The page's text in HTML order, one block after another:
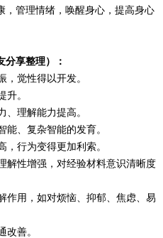
，管理情绪，唤醒身心，提高身心
分享整理）：
，觉性得以开发。
升。
、理解能力提高。
能、复杂智能的发育。
，行为变得更加利索。
解性增强，对经验材料意识清晰度
作用，如对烦恼、抑郁、焦虑、易
改善。